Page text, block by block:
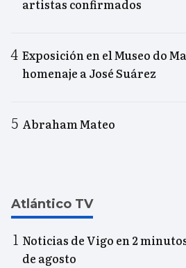
artistas confirmados
Exposición en el Museo do
homenaje a José Suárez
Abraham Mateo
Atlántico TV
Noticias de Vigo en 2
de agosto